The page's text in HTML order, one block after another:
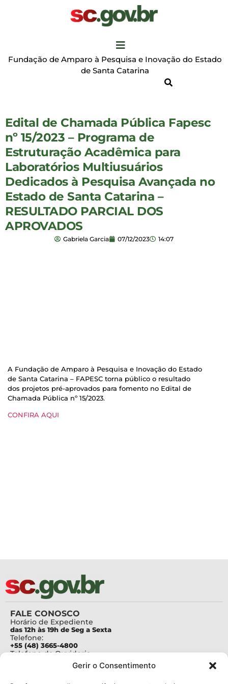
Gerir o Consentimento
Fundação de Amparo à Pesquisa e Inovação do Estado
de Santa Catarina
Edital de Chamada Pública Fapesc
nº 15/2023 – Programa de
Estruturação Acadêmica para
Laboratórios Multiusuários
Dedicados à Pesquisa Avançada no
Estado de Santa Catarina –
RESULTADO PARCIAL DOS
APROVADOS
Gabriela Garcia 07/12/2023 14:07
A Fundação de Amparo à Pesquisa e Inovação do Estado
de Santa Catarina – FAPESC torna público o resultado
dos projetos pré-aprovados para fomento no Edital de
Chamada Pública nº 15/2023.
CONFIRA AQUI
FALE CONOSCO
Horário de Expediente
das 12h às 19h de Seg a Sexta
Telefone:
+55 (48) 3665-4800
Telefone da Ouvidoria